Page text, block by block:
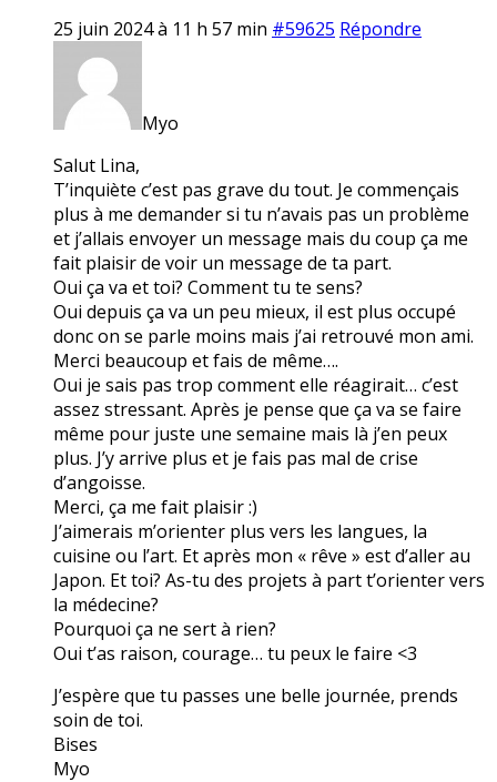
25 juin 2024 à 11 h 57 min #59625 Répondre
Myo
Salut Lina,
T’inquiète c’est pas grave du tout. Je commençais
plus à me demander si tu n’avais pas un problème
et j’allais envoyer un message mais du coup ça me
fait plaisir de voir un message de ta part.
Oui ça va et toi? Comment tu te sens?
Oui depuis ça va un peu mieux, il est plus occupé
donc on se parle moins mais j’ai retrouvé mon ami.
Merci beaucoup et fais de même….
Oui je sais pas trop comment elle réagirait… c’est
assez stressant. Après je pense que ça va se faire
même pour juste une semaine mais là j’en peux
plus. J’y arrive plus et je fais pas mal de crise
d’angoisse.
Merci, ça me fait plaisir :)
J’aimerais m’orienter plus vers les langues, la
cuisine ou l’art. Et après mon « rêve » est d’aller au
Japon. Et toi? As-tu des projets à part t’orienter vers
la médecine?
Pourquoi ça ne sert à rien?
Oui t’as raison, courage… tu peux le faire <3
J’espère que tu passes une belle journée, prends
soin de toi.
Bises
Myo